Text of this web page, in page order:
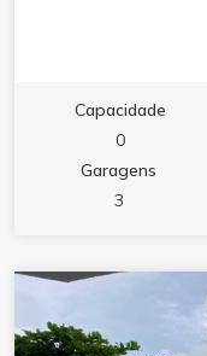
Capacidade
0
Garagens
3